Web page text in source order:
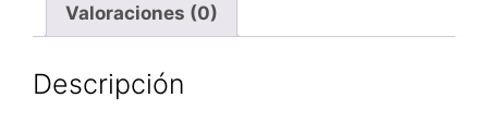
Valoraciones (0)
Descripción